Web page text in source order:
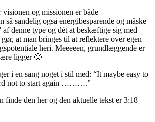
og missionen er både
så sandelig også energibesparende og måske
af denne type og dét at beskæftige sig med
at man bringes til at reflektere over egen
heri. Meeeeen, grundlæggende er
ligger 🙂
i en sang noget i stil med: “It maybe easy to
not to start again ……….”
finde den her og den aktuelle tekst er 3:18